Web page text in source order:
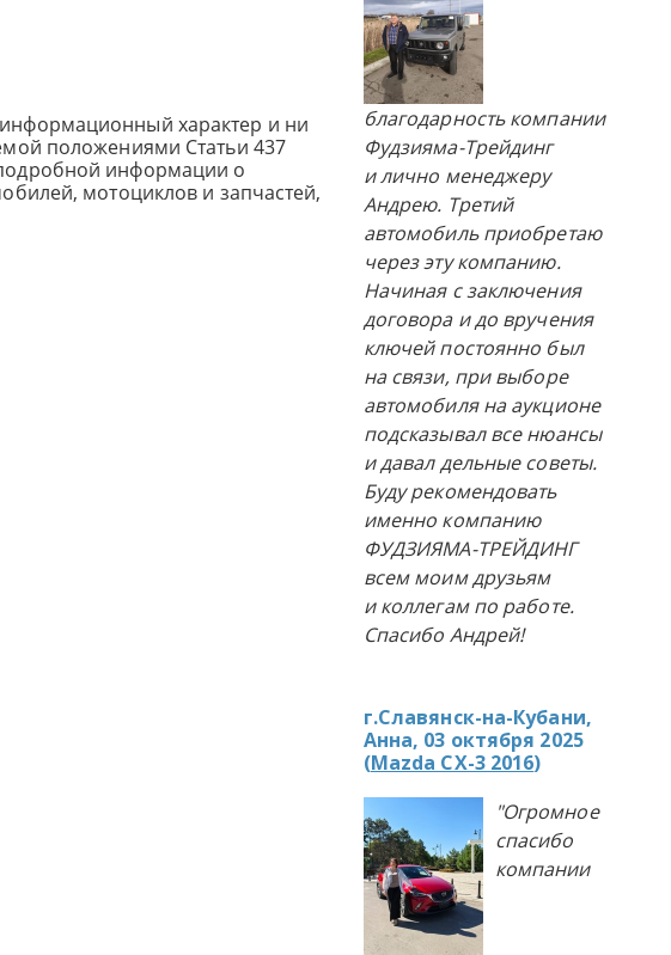
характер и ни
положениями Статьи 437
информации о
мотоциклов и запчастей,
благодарность компании
Фудзияма-Трейдинг
и лично менеджеру
Андрею. Третий
автомобиль приобретаю
через эту компанию.
Начиная с заключения
договора и до вручения
ключей постоянно был
на связи, при выборе
автомобиля на аукционе
подсказывал все нюансы
и давал дельные советы.
Буду рекомендовать
именно компанию
ФУДЗИЯМА-ТРЕЙДИНГ
всем моим друзьям
и коллегам по работе.
Спасибо Андрей!
г.Славянск-на-Кубани,
Анна, 03 октября 2025
(Mazda CX-3 2016)
"Огромное
спасибо
компании